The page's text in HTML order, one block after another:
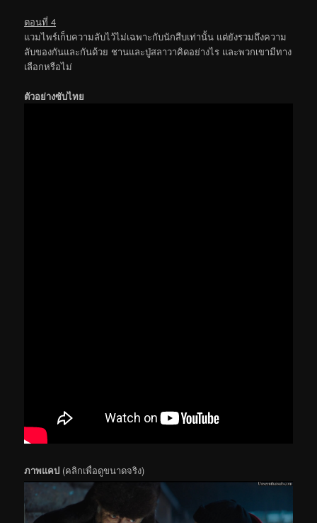
ตอนที่ 4
แวมไพร์เก็บความลับไว้ไม่เฉพาะกับนักสืบเท่านั้น แต่ยังรวมถึงความ
ลับของกันและกันด้วย ชานและปู่สลาวาคิดอย่างไร และพวกเขามีทาง
เลือกหรือไม่
ตัวอย่างซับไทย
ภาพแคป (คลิกเพื่อดูขนาดจริง)